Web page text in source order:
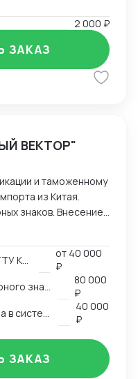
2 000 ₽
ЗАКАЗ
ВЕКТОР"
и таможенному
из Китая.
знаков. Внесение
пищевой продукции
номера
от 40 000
₽
80 000
₽
40 000
₽
ЗАКАЗ